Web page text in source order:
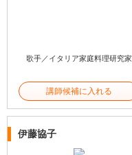
歌手／イタリア家庭料理研究家
講師候補に入れる
伊藤協子